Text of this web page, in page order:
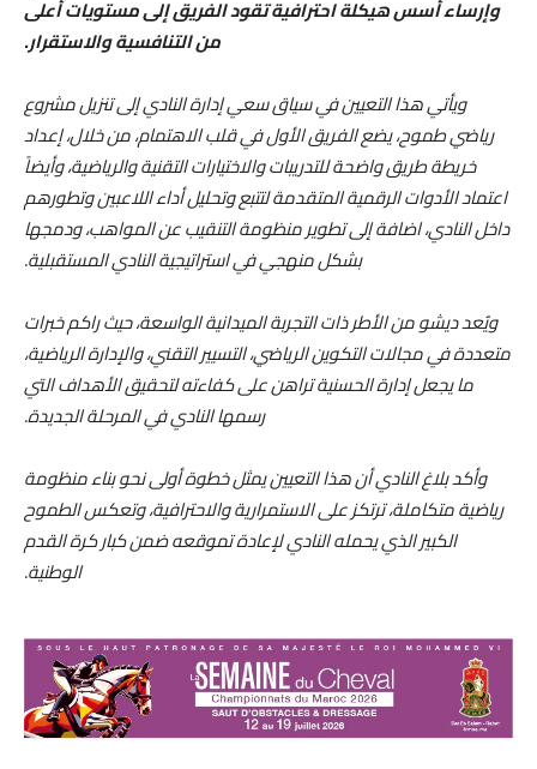
وإرساء أسس هيكلة احترافية تقود الفريق إلى مستويات أعلى
من التنافسية والاستقرار.
ويأتي هذا التعيين في سياق سعي إدارة النادي إلى تنزيل مشروع
رياضي طموح، يضع الفريق الأول في قلب الاهتمام، من خلال، إعداد
خريطة طريق واضحة للتدريبات والاختيارات التقنية والرياضية، وأيضاً
اعتماد الأدوات الرقمية المتقدمة لتتبع وتحليل أداء اللاعبين وتطورهم
داخل النادي، اضافة إلى تطوير منظومة التنقيب عن المواهب، ودمجها
بشكل منهجي في استراتيجية النادي المستقبلية.
ويُعد ديشو من الأطر ذات التجربة الميدانية الواسعة، حيث راكم خبرات
متعددة في مجالات التكوين الرياضي، التسيير التقني، والإدارة الرياضية،
ما يجعل إدارة الحسنية تراهن على كفاءته لتحقيق الأهداف التي
رسمها النادي في المرحلة الجديدة.
وأكد بلاغ النادي أن هذا التعيين يمثل خطوة أولى نحو بناء منظومة
رياضية متكاملة، ترتكز على الاستمرارية والاحترافية، وتعكس الطموح
الكبير الذي يحمله النادي لإعادة تموقعه ضمن كبار كرة القدم
الوطنية.